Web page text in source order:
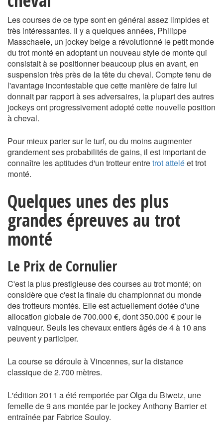
Les courses de ce type sont en général assez limpides et
très intéressantes. Il y a quelques années, Philippe
Masschaele, un jockey belge a révolutionné le petit monde
du trot monté en adoptant un nouveau style de monte qui
consistait à se positionner beaucoup plus en avant, en
suspension très près de la tête du cheval. Compte tenu de
l'avantage incontestable que cette manière de faire lui
donnait par rapport à ses adversaires, la plupart des autres
jockeys ont progressivement adopté cette nouvelle position
à cheval.
Pour mieux parier sur le turf, ou du moins augmenter
grandement ses probabilités de gains, il est important de
connaître les aptitudes d'un trotteur entretrot atteléet trot
monté.
Quelques unes des plus
grandes épreuves au trot
monté
Le Prix de Cornulier
C'est la plus prestigieuse des courses au trot monté; on
considère que c'est la finale du championnat du monde
des trotteurs montés. Elle est actuellement dotée d'une
allocation globale de 700.000 €, dont 350.000 € pour le
vainqueur. Seuls les chevaux entiers âgés de 4 à 10 ans
peuvent y participer.
La course se déroule à Vincennes, sur la distance
classique de 2.700 mètres.
L'édition 2011 a été remportée par Olga du Biwetz, une
femelle de 9 ans montée par le jockey Anthony Barrier et
entraînée par Fabrice Souloy.